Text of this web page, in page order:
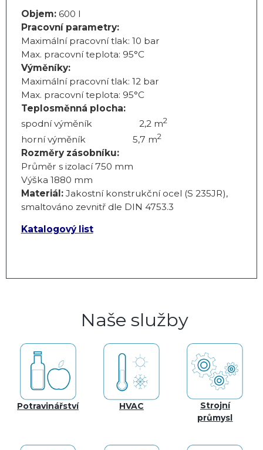
Objem:600 l
Pracovní parametry:
Maximální pracovní tlak: 10 bar
Max. pracovní teplota: 95°C
Výměníky:
Maximální pracovní tlak: 12 bar
Max. pracovní teplota: 95°C
Teplosměnná plocha:
spodní výměník 2,2 m2
horní výměník 5,7 m2
Rozměry zásobníku:
Průměr s izolací 750 mm
Výška 1880 mm
Materiál:Jakostní konstrukční ocel (S 235JR),
smaltováno zevnitř dle DIN 4753.3
Katalogový list
Naše služby
Potravinářství HVAC
Strojní
průmysl